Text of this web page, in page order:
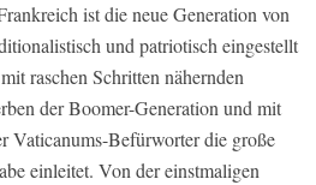
ist die neue Generation von
und patriotisch eingestellt
raschen Schritten nähernden
der Boomer-Generation und mit
Vaticanums-Befürworter die große
einleitet. Von der einstmaligen